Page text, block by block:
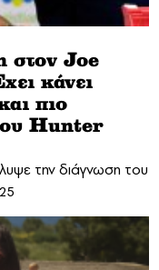
στον Joe
κάνει
πιο
Hunter
την διάγνωση του